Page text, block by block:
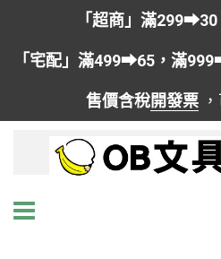
「超商」滿
「宅配」滿499➡65，滿
售價含稅開發票